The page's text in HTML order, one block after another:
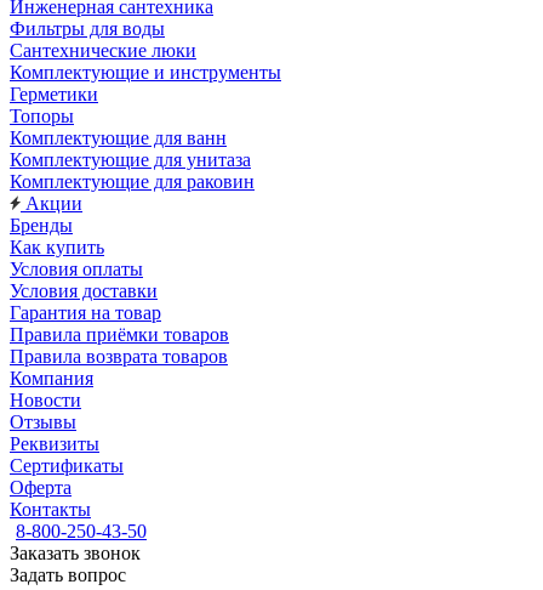
Инженерная сантехника
Фильтры для воды
Сантехнические люки
Комплектующие и инструменты
Герметики
Топоры
Комплектующие для ванн
Комплектующие для унитаза
Комплектующие для раковин
Акции
Бренды
Как купить
Условия оплаты
Условия доставки
Гарантия на товар
Правила приёмки товаров
Правила возврата товаров
Компания
Новости
Отзывы
Реквизиты
Сертификаты
Оферта
Контакты
8-800-250-43-50
Заказать звонок
Задать вопрос